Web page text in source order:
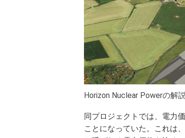
Horizon Nuclear Powerの解
同プロジェクトでは、電力
ことになっていた。これは